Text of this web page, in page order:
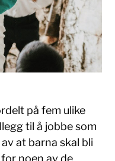
på fem ulike
til å jobbe som
at barna skal bli
noen av de